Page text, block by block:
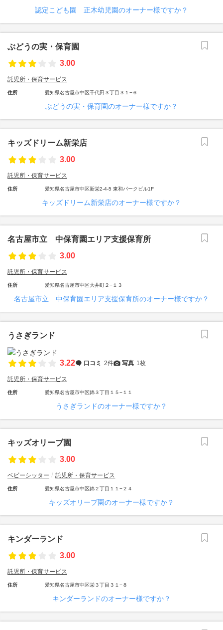
認定こども園 正木幼児園のオーナー様ですか？
ぶどうの実・保育園
3.00
託児所・保育サービス
住所 愛知県名古屋市中区千代田３丁目３１−６
ぶどうの実・保育園のオーナー様ですか？
キッズドリーム新栄店
3.00
託児所・保育サービス
住所 愛知県名古屋市中区新栄2-4-5 東和パークビル1F
キッズドリーム新栄店のオーナー様ですか？
名古屋市立 中保育園エリア支援保育所
3.00
託児所・保育サービス
住所 愛知県名古屋市中区大井町２−１３
名古屋市立 中保育園エリア支援保育所のオーナー様ですか？
うさぎランド
3.22 口コミ 2件 写真 1枚
託児所・保育サービス
住所 愛知県名古屋市中区錦３丁目１５−１１
うさぎランドのオーナー様ですか？
キッズオリーブ園
3.00
ベビーシッター 託児所・保育サービス
住所 愛知県名古屋市中区錦２丁目１１−２４
キッズオリーブ園のオーナー様ですか？
キンダーランド
3.00
託児所・保育サービス
住所 愛知県名古屋市中区栄３丁目３１−８
キンダーランドのオーナー様ですか？